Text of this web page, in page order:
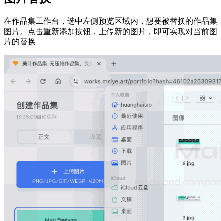
在作品集工作台，选中左侧预览区域内，想要被替换的作品集
图片。点击重新添加按钮，上传新的图片，即可实现对当前图
片的替换